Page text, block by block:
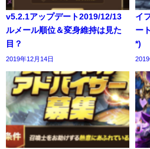
v5.2.1アップデート2019/12/13
ルメール順位＆変身維持は見た
目？
2019年12月14日
イ
ー
*)